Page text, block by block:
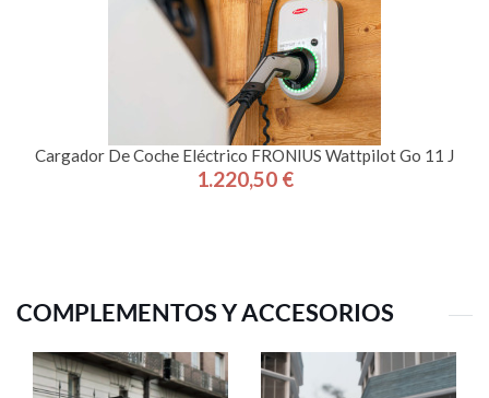
Cargador De Coche Eléctrico FRONIUS Wattpilot Go 11 J
Precio
1.220,50 €
COMPLEMENTOS Y ACCESORIOS